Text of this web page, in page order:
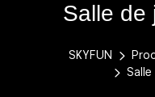
Salle de
SKYFUN
Salle